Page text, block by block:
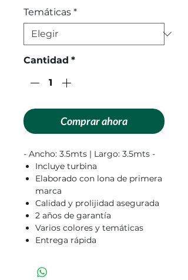
Temáticas *
Cantidad *
Comprar ahora
- Ancho: 3.5mts | Largo: 3.5mts -
Incluye turbina
Elaborado con lona de primera
marca
Calidad y prolijidad asegurada
2 años de garantía
Varios colores y temáticas
Entrega rápida